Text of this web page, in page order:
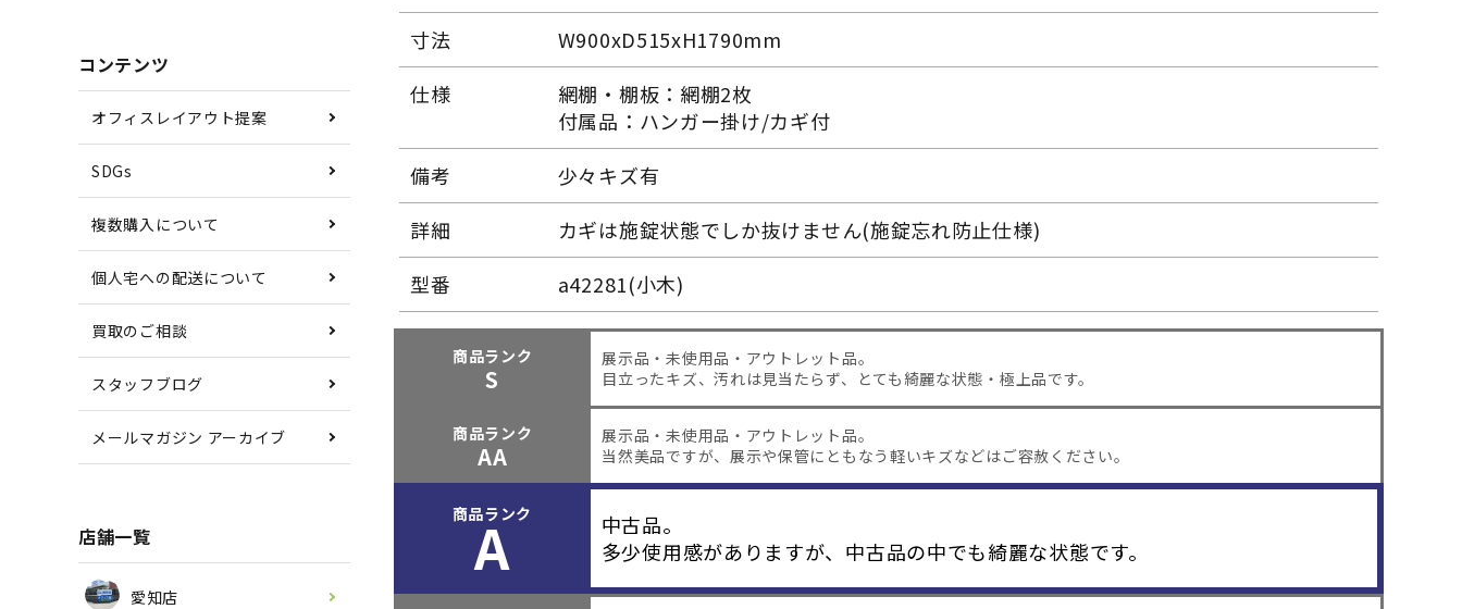
コンテンツ
オフィスレイアウト提案
SDGs
複数購入について
個人宅への配送について
買取のご相談
スタッフブログ
メールマガジン アーカイブ
店舗一覧
愛知店
寸法
W900xD515xH1790mm
仕様
網棚・棚板：網棚2枚
付属品：ハンガー掛け/カギ付
備考
少々キズ有
詳細
カギは施錠状態でしか抜けません(施錠忘れ防止仕様)
型番
a42281(小木)
商品ランク
S
展示品・未使用品・アウトレット品。
目立ったキズ、汚れは見当たらず、とても綺麗な状態・極上品です。
商品ランク
AA
展示品・未使用品・アウトレット品。
当然美品ですが、展示や保管にともなう軽いキズなどはご容赦ください。
商品ランク
A
中古品。
多少使用感がありますが、中古品の中でも綺麗な状態です。